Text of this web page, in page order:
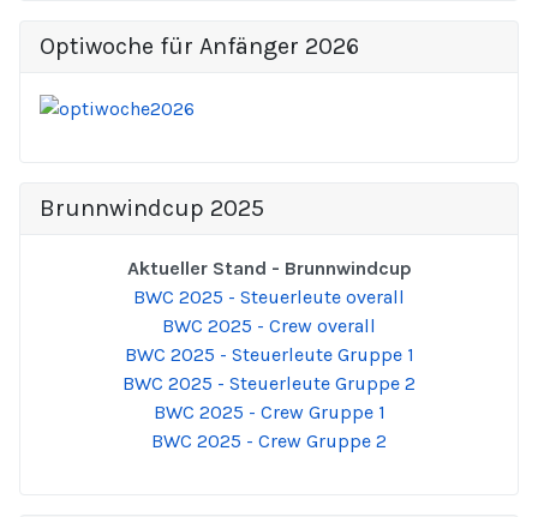
Optiwoche für Anfänger 2026
Brunnwindcup 2025
Aktueller Stand - Brunnwindcup
BWC 2025 - Steuerleute overall
BWC 2025 - Crew overall
BWC 2025 - Steuerleute Gruppe 1
BWC 2025 - Steuerleute Gruppe 2
BWC 2025 - Crew Gruppe 1
BWC 2025 - Crew Gruppe 2